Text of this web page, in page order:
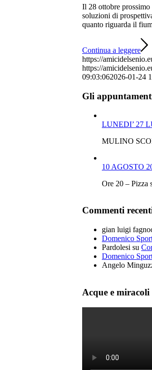
Il 28 ottobre
soluzioni di
quanto riguarda il
Continua a leggere
https://
https://
09:03:062026-01-24
Gli
LUNEDI’ 27
MULINO
10 AGOSTO
Ore 20 –
Commenti
gian luigi
Domenico
Pardolesi su
Domenico
Angelo
Acque e